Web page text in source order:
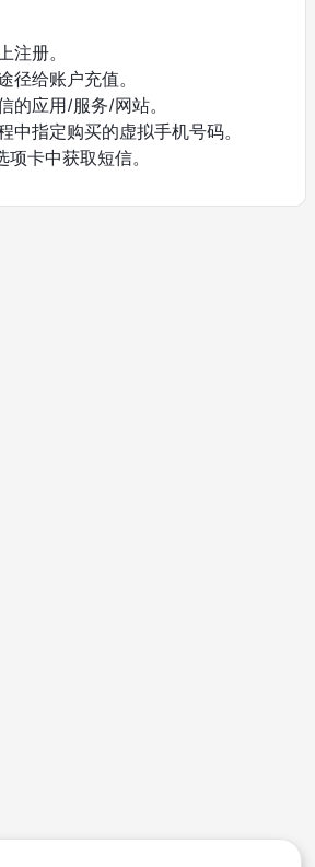
注册。
径给账户充值。
的应用/服务/网站。
中指定购买的虚拟手机号码。
卡中获取短信。